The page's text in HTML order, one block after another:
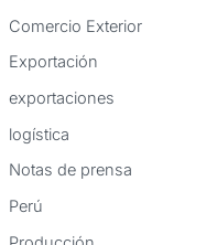
Comercio Exterior
Exportación
exportaciones
logística
Notas de prensa
Perú